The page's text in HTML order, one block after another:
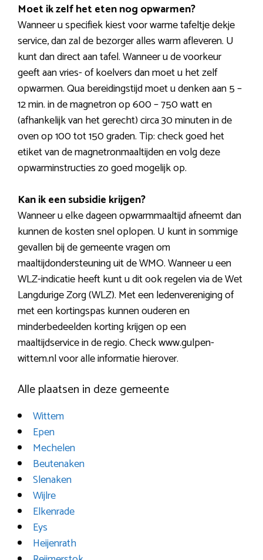
Moet ik zelf het eten nog opwarmen?
Wanneer u specifiek kiest voor warme tafeltje dekje
service, dan zal de bezorger alles warm afleveren. U
kunt dan direct aan tafel. Wanneer u de voorkeur
geeft aan vries- of koelvers dan moet u het zelf
opwarmen. Qua bereidingstijd moet u denken aan 5 –
12 min. in de magnetron op 600 – 750 watt en
(afhankelijk van het gerecht) circa 30 minuten in de
oven op 100 tot 150 graden. Tip: check goed het
etiket van de magnetronmaaltijden en volg deze
opwarminstructies zo goed mogelijk op.
Kan ik een subsidie krijgen?
Wanneer u elke dageen opwarmmaaltijd afneemt dan
kunnen de kosten snel oplopen. U kunt in sommige
gevallen bij de gemeente vragen om
maaltijdondersteuning uit de WMO. Wanneer u een
WLZ-indicatie heeft kunt u dit ook regelen via de Wet
Langdurige Zorg (WLZ). Met een ledenvereniging of
met een kortingspas kunnen ouderen en
minderbedeelden korting krijgen op een
maaltijdservice in de regio. Check www.gulpen-
wittem.nl voor alle informatie hierover.
Alle plaatsen in deze gemeente
Wittem
Epen
Mechelen
Beutenaken
Slenaken
Wijlre
Elkenrade
Eys
Heijenrath